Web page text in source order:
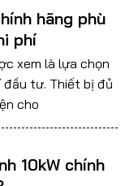
hãng phù
phí
xem là lựa chọn
đầu tư. Thiết bị đủ
cho
10kW chính